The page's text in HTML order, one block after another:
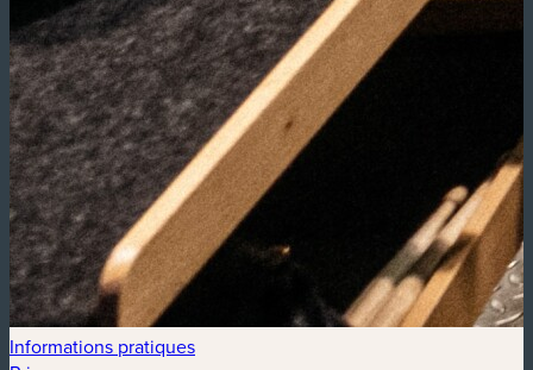
Informations pratiques